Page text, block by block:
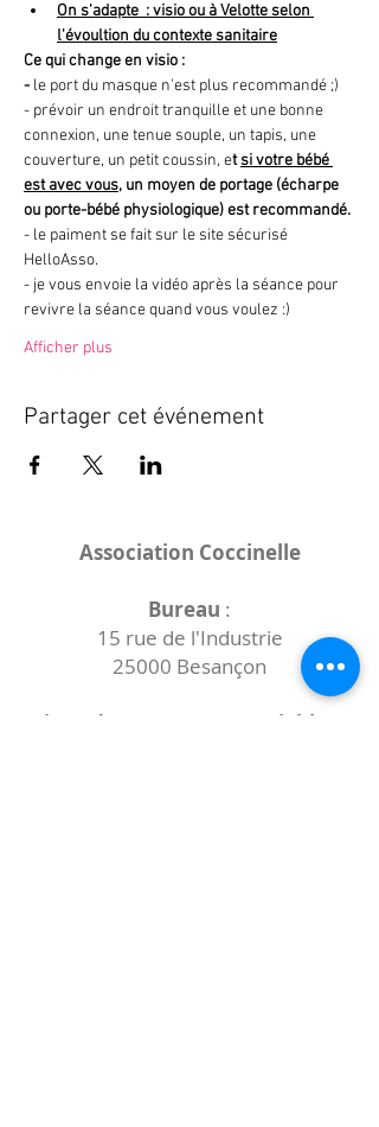
On s'adapte  : visio ou à Velotte selon
l'évoultion du contexte sanitaire
Ce qui change en visio :
- le port du masque n'est plus recommandé ;)
- prévoir un endroit tranquille et une bonne
connexion, une tenue souple, un tapis, une
couverture, un petit coussin, et si votre bébé
est avec vous, un moyen de portage (écharpe
ou porte-bébé physiologique) est recommandé.
- le paiment se fait sur le site sécurisé
HelloAsso.
- je vous envoie la vidéo après la séance pour
revivre la séance quand vous voulez :)
Afficher plus
Partager cet événement
Association Coccinelle
Bureau :
15 rue de l'Industrie
25000 Besançon
Lieux des rencontres variables :